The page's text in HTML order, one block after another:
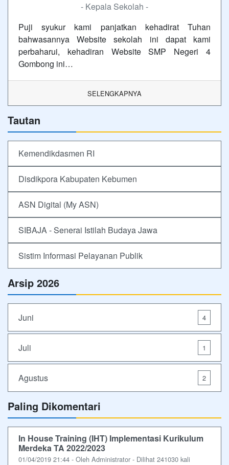
- Kepala Sekolah -
Puji syukur kami panjatkan kehadirat Tuhan
bahwasannya Website sekolah ini dapat kami
perbaharui, kehadiran Website SMP Negeri 4
Gombong ini…
SELENGKAPNYA
Tautan
Kemendikdasmen RI
Disdikpora Kabupaten Kebumen
ASN Digital (My ASN)
SIBAJA - Senerai Istilah Budaya Jawa
Sistim Informasi Pelayanan Publik
Arsip 2026
Juni 4
Juli 1
Agustus 2
Paling Dikomentari
In House Training (IHT) Implementasi Kurikulum
Merdeka TA 2022/2023
01/04/2019 21:44 - Oleh Administrator - Dilihat 241030 kali